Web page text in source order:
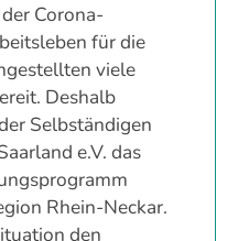
Corona-
für die
viele
Deshalb
Selbständigen
e.V. das
Rhein-Neckar.
den